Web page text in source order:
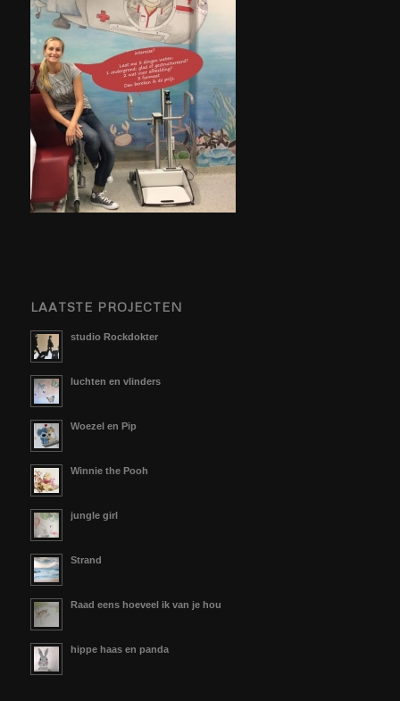
LAATSTE PROJECTEN
studio Rockdokter
luchten en vlinders
Woezel en Pip
Winnie the Pooh
jungle girl
Strand
Raad eens hoeveel ik van je hou
hippe haas en panda